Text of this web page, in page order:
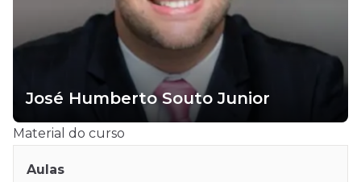
José Humberto Souto Junior
Material do curso
Aulas